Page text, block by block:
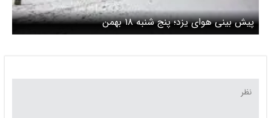
پیش بینی هوای یزد؛ پنج شنبه ۱۸ بهمن